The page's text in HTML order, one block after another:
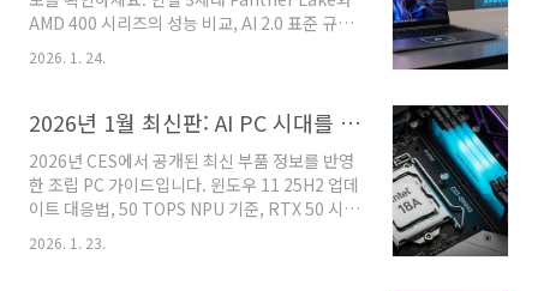
2026년 기준으로 유튜브 채널을 처음 만드는 사
람들이 반드시 알아야 할 최신 전략을 정리했습
니다. 유튜브 알고리즘의 핵심 원리2026년 유튜
는 채널에 노출 기회를 확대 즉, 단순 조회..
AMD 400 시리즈의 성능 비교, AI 2.0 표준 규격
(NPU, RAM), 그리고 실시간 번역 및 시맨틱 검
색 활용 팁까지 상세히 정리했습니다. 1문장 요
60 TOPS 성능의 차세대 NPU를 탑재하여, 별도
작업을 온디바이스로 완벽하게 처리합니다. 윈도
우 12 AI PC 2.0, 검색 환경이 바뀌다2026년 1
월, 컴퓨팅 시장의 화두는 단연 '윈도우 12 AI PC
2.0'입니다. 단순히 AI 앱을 돌리는 수준을 넘어,
2026. 1. 24.
2026년 1월 최신판: AI PC 시대를 선점하는 조립 PC 부품 선택 가이드
2026년 CES에서 공개된 최신 부품 정보를 반영
한 조립 PC 가이드입니다. 윈도우 11 25H2 업데
이트 대응법, 50 TOPS NPU 기준, RTX 50 시리
즈의 전력 효율 관리 등 실제 조립 시 반드시 알아
야 할 전문가 팁을 확인하세요. ※ 이 포스팅에는
2026. 1. 23.